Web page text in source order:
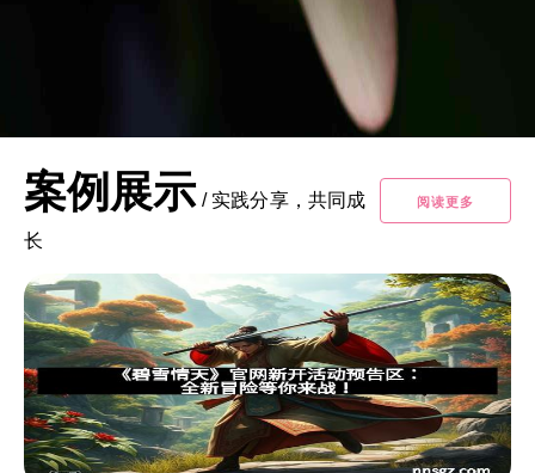
案例展示 / 实践分享，共同成
长
阅读更多